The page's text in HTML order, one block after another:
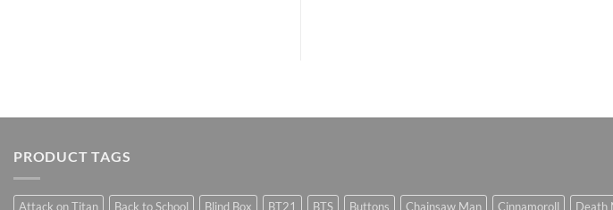
PRODUCT TAGS
Attack on Titan Back to School Blind Box BT21 BTS Buttons Chainsaw Man Cinnamoroll Death